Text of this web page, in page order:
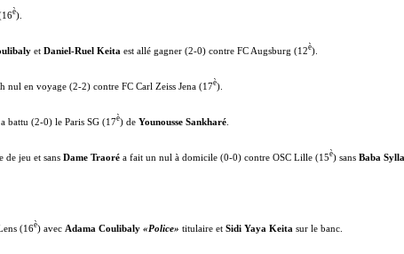
è).
et Daniel-Ruel Keita est allé gagner (2-0) contre FC Augsburg (12è).
nul en voyage (2-2) contre FC Carl Zeiss Jena (17è).
a battu (2-0) le Paris SG (17è) de Younousse Sankharé
de jeu et sans Dame Traoré a fait un nul à domicile (0-0) contre OSC Lille (15è) sans Baba
(16è) avec Adama Coulibaly «Police» titulaire et Sidi Yaya Keita sur le banc.